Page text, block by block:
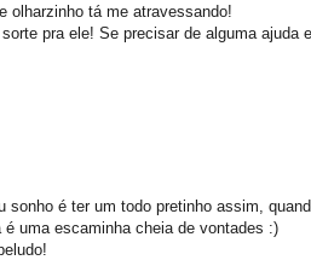
olharzinho tá me atravessando!
pra ele! Se precisar de alguma ajuda
sonho é ter um todo pretinho assim,
uma escaminha cheia de vontades :)